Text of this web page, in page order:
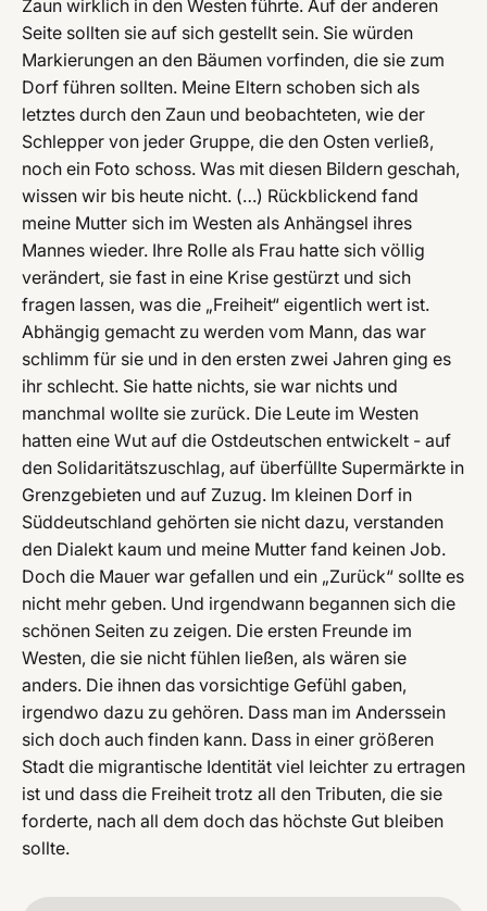
Zaun wirklich in den Westen führte. Auf der anderen
Seite sollten sie auf sich gestellt sein. Sie würden
Markierungen an den Bäumen vorfinden, die sie zum
Dorf führen sollten. Meine Eltern schoben sich als
letztes durch den Zaun und beobachteten, wie der
Schlepper von jeder Gruppe, die den Osten verließ,
noch ein Foto schoss. Was mit diesen Bildern geschah,
wissen wir bis heute nicht. (…) Rückblickend fand
meine Mutter sich im Westen als Anhängsel ihres
Mannes wieder. Ihre Rolle als Frau hatte sich völlig
verändert, sie fast in eine Krise gestürzt und sich
fragen lassen, was die „Freiheit“ eigentlich wert ist.
Abhängig gemacht zu werden vom Mann, das war
schlimm für sie und in den ersten zwei Jahren ging es
ihr schlecht. Sie hatte nichts, sie war nichts und
manchmal wollte sie zurück. Die Leute im Westen
hatten eine Wut auf die Ostdeutschen entwickelt - auf
den Solidaritätszuschlag, auf überfüllte Supermärkte in
Grenzgebieten und auf Zuzug. Im kleinen Dorf in
Süddeutschland gehörten sie nicht dazu, verstanden
den Dialekt kaum und meine Mutter fand keinen Job.
Doch die Mauer war gefallen und ein „Zurück“ sollte es
nicht mehr geben. Und irgendwann begannen sich die
schönen Seiten zu zeigen. Die ersten Freunde im
Westen, die sie nicht fühlen ließen, als wären sie
anders. Die ihnen das vorsichtige Gefühl gaben,
irgendwo dazu zu gehören. Dass man im Anderssein
sich doch auch finden kann. Dass in einer größeren
Stadt die migrantische Identität viel leichter zu ertragen
ist und dass die Freiheit trotz all den Tributen, die sie
forderte, nach all dem doch das höchste Gut bleiben
sollte.